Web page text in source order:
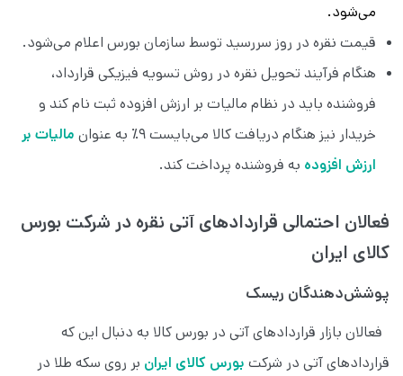
می‌شود.
قیمت نقره در روز سررسید توسط سازمان بورس اعلام می‌شود.
هنگام فرآیند تحویل نقره در روش تسویه فیزیکی قرارداد،
فروشنده باید در نظام مالیات بر ارزش افزوده ثبت نام کند و
خریدار نیز هنگام دریافت کالا می‌بایست ۹٪ به عنوان
مالیات بر
ارزش افزوده به فروشنده پرداخت کند.
فعالان احتمالی قراردادهای آتی نقره در شركت بورس
کالای ایران
پوشش‌دهندگان ریسک
فعالان بازار قراردادهای آتی در بورس كالا به دنبال این كه
قراردادهای آتی در شركت بورس کالای ایران بر روی سکه طلا در